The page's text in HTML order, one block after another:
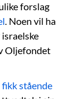
forslag
. Noen vil ha
Oljefondet
stående